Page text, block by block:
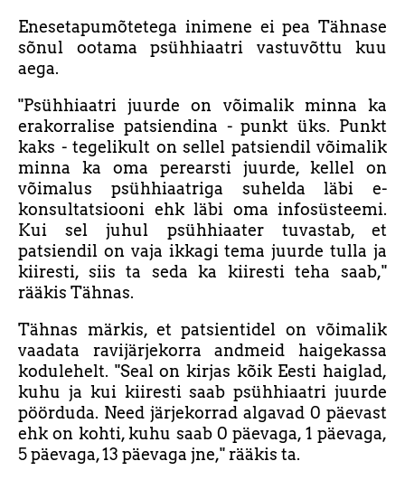
Enesetapumõtetega inimene ei pea Tähnase
sõnul ootama psühhiaatri vastuvõttu kuu
aega.
"Psühhiaatri juurde on võimalik minna ka
erakorralise patsiendina - punkt üks. Punkt
kaks - tegelikult on sellel patsiendil võimalik
minna ka oma perearsti juurde, kellel on
võimalus psühhiaatriga suhelda läbi e-
konsultatsiooni ehk läbi oma infosüsteemi.
Kui sel juhul psühhiaater tuvastab, et
patsiendil on vaja ikkagi tema juurde tulla ja
kiiresti, siis ta seda ka kiiresti teha saab,"
rääkis Tähnas.
Tähnas märkis, et patsientidel on võimalik
vaadata ravijärjekorra andmeid haigekassa
kodulehelt. "Seal on kirjas kõik Eesti haiglad,
kuhu ja kui kiiresti saab psühhiaatri juurde
pöörduda. Need järjekorrad algavad 0 päevast
ehk on kohti, kuhu saab 0 päevaga, 1 päevaga,
5 päevaga, 13 päevaga jne," rääkis ta.